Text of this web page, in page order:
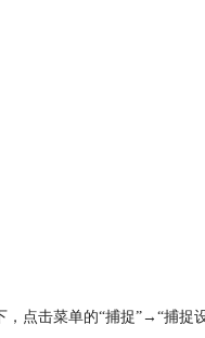
点击菜单的“捕捉”→“捕捉